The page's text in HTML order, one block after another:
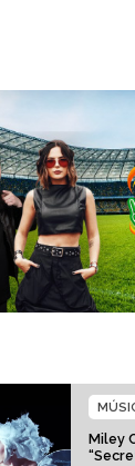
Miley